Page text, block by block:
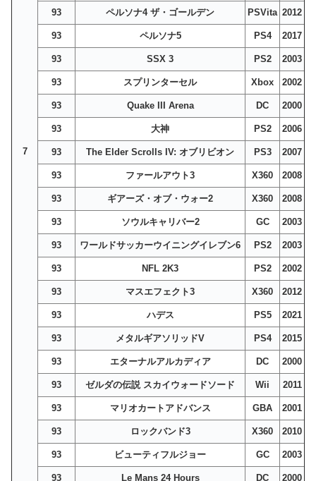
7
93 ペルソナ4 ザ・ゴールデン PSVita 2012
93 ペルソナ5 PS4 2017
93 SSX 3 PS2 2003
93 スプリンターセル Xbox 2002
93 Quake III Arena DC 2000
93 大神 PS2 2006
93 The Elder Scrolls IV: オブリビオン PS3 2007
93 ファールアウト3 X360 2008
93 ギアーズ・オブ・ウォー2 X360 2008
93 ソウルキャリバー2 GC 2003
93 ワールドサッカーウイニングイレブン6 PS2 2003
93 NFL 2K3 PS2 2002
93 マスエフェクト3 X360 2012
93 ハデス PS5 2021
93 メタルギアソリッドV PS4 2015
93 エターナルアルカディア DC 2000
93 ゼルダの伝説 スカイウォードソード Wii 2011
93 マリオカートアドバンス GBA 2001
93 ロックバンド3 X360 2010
93 ビューティフルジョー GC 2003
93 Le Mans 24 Hours DC 2000